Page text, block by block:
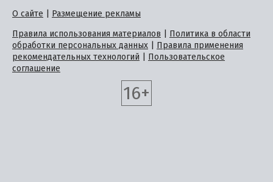
О сайте
Размещение рекламы
Правила использования материалов
Политика в области
обработки персональных данных
Правила применения
рекомендательных технологий
Пользовательское
соглашение
16+